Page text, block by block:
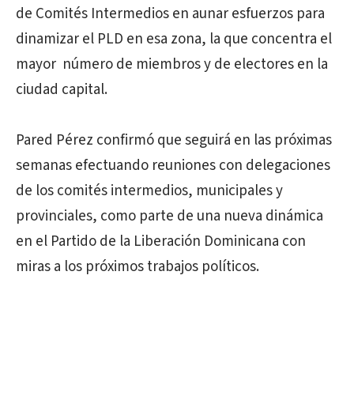
de Comités Intermedios en aunar esfuerzos para
dinamizar el PLD en esa zona, la que concentra el
mayor número de miembros y de electores en la
ciudad capital.
Pared Pérez confirmó que seguirá en las próximas
semanas efectuando reuniones con delegaciones
de los comités intermedios, municipales y
provinciales, como parte de una nueva dinámica
en el Partido de la Liberación Dominicana con
miras a los próximos trabajos políticos.